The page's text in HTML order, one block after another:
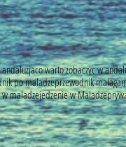
co warto zobaczyc w
po maladzeprzewodnik malaga
maladzejedzenie w Maladze